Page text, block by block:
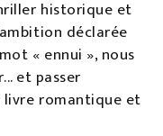
historique et
déclarée
« ennui », nous
et passer
livre romantique et